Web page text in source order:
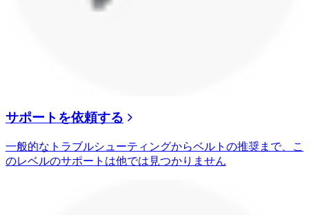
サポートを依頼する
一般的なトラブルシューティングからベルトの推奨まで、こ
のレベルのサポートは他では見つかりません